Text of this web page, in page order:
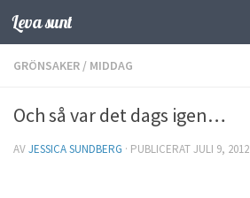
Hoppa till innehåll
Leva sunt
GRÖNSAKER / MIDDAG
Och så var det dags igen…
AVJESSICA SUNDBERG · PUBLICERATJULI 9, 2012